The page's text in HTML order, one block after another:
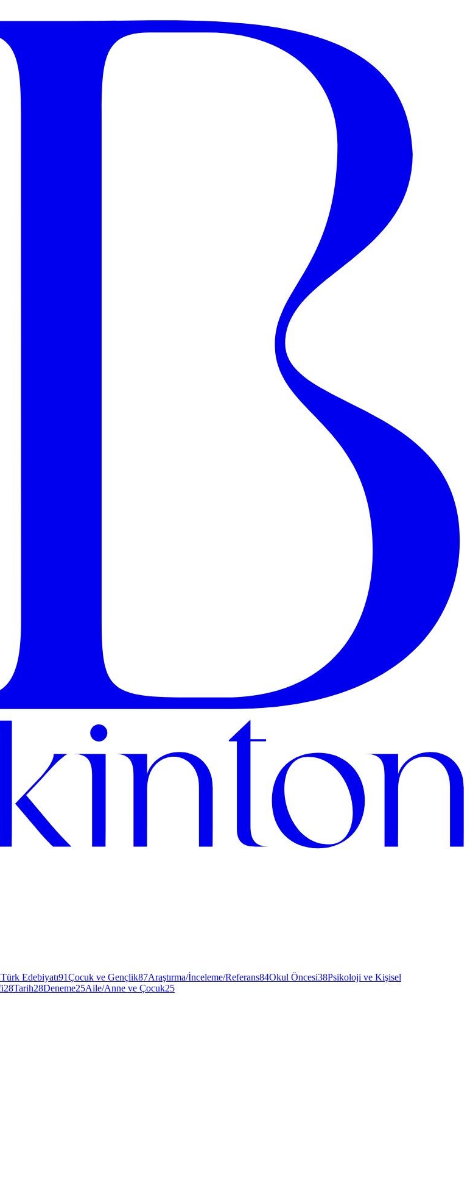
Türk Edebiyatı91Çocuk ve Gençlik87Araştırma/İnceleme/Referans84Okul Öncesi38Psikoloji ve Kişisel
28Tarih28Deneme25Aile/Anne ve Çocuk25